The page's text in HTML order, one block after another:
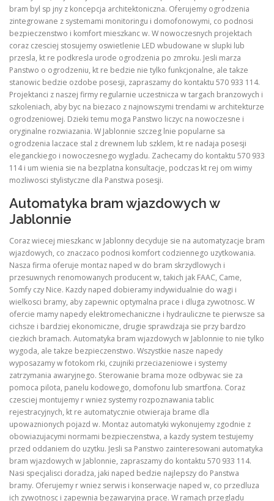
bram byl sp jny z koncepcja architektoniczna. Oferujemy ogrodzenia
zintegrowane z systemami monitoringu i domofonowymi, co podnosi
bezpieczenstwo i komfort mieszkanc w. W nowoczesnych projektach
coraz czesciej stosujemy oswietlenie LED wbudowane w slupki lub
przesla, kt re podkresla urode ogrodzenia po zmroku. Jesli marza
Panstwo o ogrodzeniu, kt re bedzie nie tylko funkcjonalne, ale takze
stanowic bedzie ozdobe posesji, zapraszamy do kontaktu 570 933 114.
Projektanci z naszej firmy regularnie uczestnicza w targach branzowych i
szkoleniach, aby byc na biezaco z najnowszymi trendami w architekturze
ogrodzeniowej. Dzieki temu moga Panstwo liczyc na nowoczesne i
oryginalne rozwiazania. W Jablonnie szczeg lnie popularne sa
ogrodzenia laczace stal z drewnem lub szklem, kt re nadaja posesji
eleganckiego i nowoczesnego wygladu. Zachecamy do kontaktu 570 933
114 i um wienia sie na bezplatna konsultacje, podczas kt rej om wimy
mozliwosci stylistyczne dla Panstwa posesji.
Automatyka bram wjazdowych w
Jablonnie
Coraz wiecej mieszkanc w Jablonny decyduje sie na automatyzacje bram
wjazdowych, co znaczaco podnosi komfort codziennego uzytkowania.
Nasza firma oferuje montaz naped w do bram skrzydlowych i
przesuwnych renomowanych producent w, takich jak FAAC, Came,
Somfy czy Nice. Kazdy naped dobieramy indywidualnie do wagi i
wielkosci bramy, aby zapewnic optymalna prace i dluga zywotnosc. W
ofercie mamy napedy elektromechaniczne i hydrauliczne te pierwsze sa
cichsze i bardziej ekonomiczne, drugie sprawdzaja sie przy bardzo
ciezkich bramach. Automatyka bram wjazdowych w Jablonnie to nie tylko
wygoda, ale takze bezpieczenstwo. Wszystkie nasze napedy
wyposazamy w fotokom rki, czujniki przeciazeniowe i systemy
zatrzymania awaryjnego. Sterowanie brama moze odbywac sie za
pomoca pilota, panelu kodowego, domofonu lub smartfona. Coraz
czesciej montujemy r wniez systemy rozpoznawania tablic
rejestracyjnych, kt re automatycznie otwieraja brame dla
upowaznionych pojazd w. Montaz automatyki wykonujemy zgodnie z
obowiazujacymi normami bezpieczenstwa, a kazdy system testujemy
przed oddaniem do uzytku. Jesli sa Panstwo zainteresowani automatyka
bram wjazdowych w Jablonnie, zapraszamy do kontaktu 570 933 114.
Nasi specjalisci doradza, jaki naped bedzie najlepszy do Panstwa
bramy. Oferujemy r wniez serwis i konserwacje naped w, co przedluza
ich zywotnosc i zapewnia bezawaryjna prace. W ramach przegladu